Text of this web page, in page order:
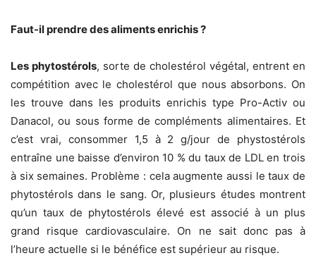
Faut-il prendre des aliments enrichis ?
Les phytostérols, sorte de cholestérol végétal, entrent en
compétition avec le cholestérol que nous absorbons. On
les trouve dans les produits enrichis type Pro-Activ ou
Danacol, ou sous forme de compléments alimentaires. Et
c’est vrai, consommer 1,5 à 2 g/jour de phystostérols
entraîne une baisse d’environ 10 % du taux de LDL en trois
à six semaines. Problème : cela augmente aussi le taux de
phytostérols dans le sang. Or, plusieurs études montrent
qu’un taux de phytostérols élevé est associé à un plus
grand risque cardiovasculaire. On ne sait donc pas à
l’heure actuelle si le bénéfice est supérieur au risque.